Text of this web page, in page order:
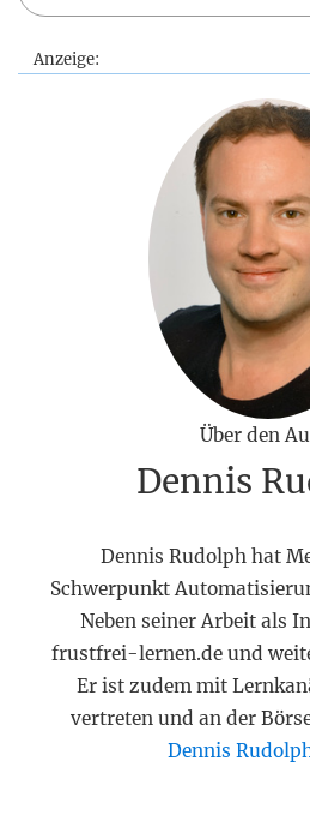
Anzeige:
Über den
Dennis
Dennis Rudolph hat
Schwerpunkt
Neben seiner Arbeit als
frustfrei-lernen.de und
Er ist zudem mit
vertreten und an der
Dennis